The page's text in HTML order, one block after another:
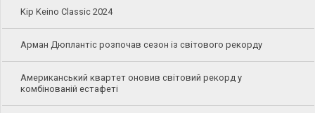
Kip Keino Classic 2024
Арман Дюплантіс розпочав сезон із світового рекорду
Американський квартет оновив світовий рекорд у
комбінованій естафеті